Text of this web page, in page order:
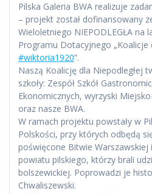
Pilska Galeria BWA realizuje
– projekt został dofinansowany
Wieloletniego NIEPODLEGŁA na
Programu Dotacyjnego „Koalicje
#wiktoria1920”.
Naszą Koalicję dla Niepodległej
szkoły: Zespół Szkół
Ekonomicznych, wyrzyski
oraz nasze BWA.
W ramach projektu powstały w
Polskości, przy których odbędą
poświęcone Bitwie
powiatu pilskiego, którzy brali
bolszewickiej. Poprowadzi je
Chwaliszewski.